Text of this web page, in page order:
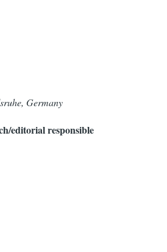
Germany
editorial responsible